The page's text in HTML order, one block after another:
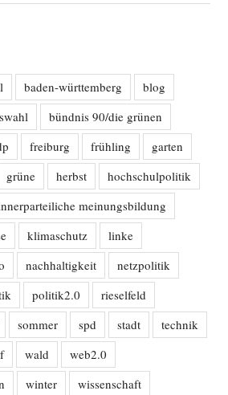
baden-württemberg
blog
bündnis 90/die grünen
freiburg frühling
garten
grüne herbst
hochschulpolitik
meinungsbildung
klimaschutz
linke
nachhaltigkeit
netzpolitik
politik2.0
rieselfeld
sommer spd stadt
technik
wald
web2.0
winter wissenschaft